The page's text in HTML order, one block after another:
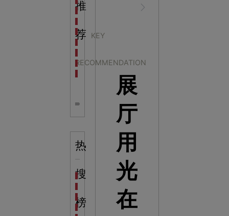
CENTER
推
荐 KEY
RECOMMENDATION
非遗文化展厅设计要点：展厅布局策展技巧和创新元
航空航天科技馆设计思路：如何设计促进公众的兴趣
目前科技馆的展示内容主要包含哪些几个方面？
全息体验馆设计：打造身临其境的奇妙世界
热
搜
榜
科学梦成功中标公主岭市科技馆新馆项目
科学梦中标中国科学技术馆2022年中国流动科技馆
科学梦中标洛阳市科学技术馆展品采购项目
展
厅
用
光
在